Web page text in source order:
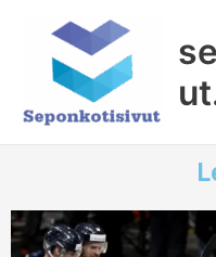
sisältöön